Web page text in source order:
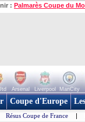
: Palmarès Coupe du
Arsenal Liverpool ManCity
Coupe d'Europe
Résus Coupe de France |